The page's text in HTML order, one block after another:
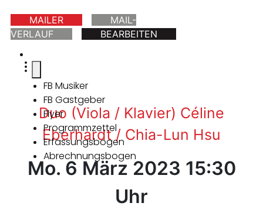
MAILER
MAIL-
VERLAUF
BEARBEITEN
FB Musiker
FB Gastgeber
Flyer
Programmzettel
Erfassungsbogen
Abrechnungsbogen
Duo (Viola / Klavier) Céline
Eberhardt / Chia-Lun Hsu
Mo. 6 März 2023 15:30
Uhr